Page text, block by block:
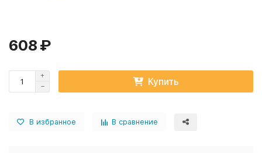
608 ₽
Купить
В избранное В сравнение